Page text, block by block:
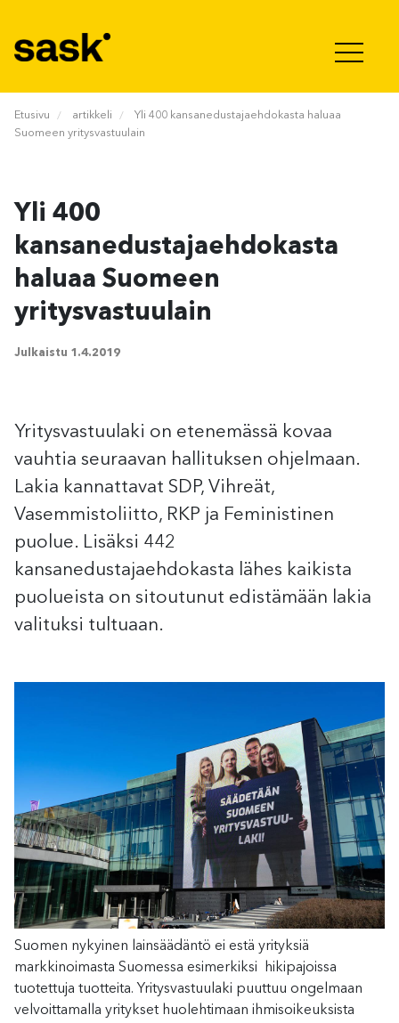
Etusivu artikkeli
Yli 400 kansanedustajaehdokasta haluaa
Suomeen yritysvastuulain
Yli 400
kansanedustajaehdokasta
haluaa Suomeen
yritysvastuulain
Julkaistu 1.4.2019
Yritysvastuulaki on etenemässä kovaa
vauhtia seuraavan hallituksen ohjelmaan.
Lakia kannattavat SDP, Vihreät,
Vasemmistoliitto, RKP ja Feministinen
puolue. Lisäksi 442
kansanedustajaehdokasta lähes kaikista
puolueista on sitoutunut edistämään lakia
valituksi tultuaan.
Suomen nykyinen lainsäädäntö ei estä yrityksiä
markkinoimasta Suomessa esimerkiksi hikipajoissa
tuotettuja tuotteita. Yritysvastuulaki puuttuu ongelmaan
velvoittamalla yritykset huolehtimaan ihmisoikeuksista